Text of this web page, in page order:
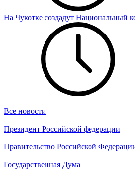
На Чукотке создадут Национальный
Все новости
Президент Российской федерации
Правительство Российской
Государственная Дума